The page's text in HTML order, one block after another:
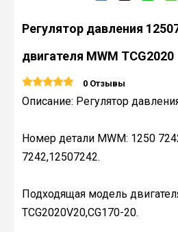
Регулятор давления
двигателя MWM TCG2020
0 Отзывы
Описание: Регулятор
Номер детали MWM: 1250
7242,12507242.
Подходящая модель
TCG2020V20,CG170-20.